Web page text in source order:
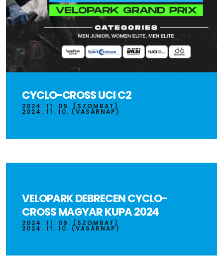
CYCLO-CROSS UCI C2
2024. 11. 09. (SZOMBAT)
2024. 11. 10. (VASÁRNAP)
VELOPARK DEBRECEN CYCLO-
CROSS MAGYAR KUPA 2024
2024. 11. 09. (SZOMBAT)
2024. 11. 10. (VASÁRNAP)